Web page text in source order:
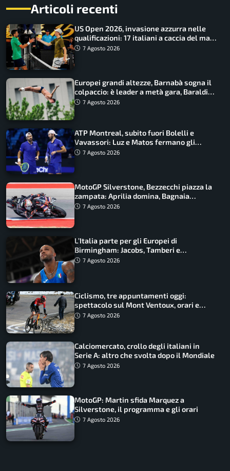
Articoli recenti
US Open 2026, invasione azzurra nelle
qualificazioni: 17 italiani a caccia del main
draw7 Agosto 2026
Europei grandi altezze, Barnabà sogna il
colpaccio: è leader a metà gara, Baraldi
ancora in corsa
7 Agosto 2026
ATP Montreal, subito fuori Bolelli e
Vavassori: Luz e Matos fermano gli
azzurri
7 Agosto 2026
MotoGP Silverstone, Bezzecchi piazza la
zampata: Aprilia domina, Bagnaia
costretto al Q1
7 Agosto 2026
L’Italia parte per gli Europei di
Birmingham: Jacobs, Tamberi e
Battocletti guidano una spedizione
7 Agosto 2026
Ciclismo, tre appuntamenti oggi:
spettacolo sul Mont Ventoux, orari e
come vederli
7 Agosto 2026
Calciomercato, crollo degli italiani in
Serie A: altro che svolta dopo il Mondiale
7 Agosto 2026
MotoGP: Martin sfida Marquez a
Silverstone, il programma e gli orari
7 Agosto 2026